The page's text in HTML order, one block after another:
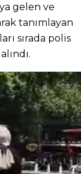
gelen ve
tanımlayan
sırada polis